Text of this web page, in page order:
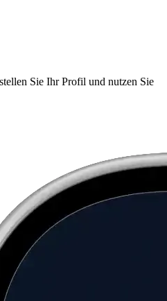
Sie Ihr Profil und nutzen Sie